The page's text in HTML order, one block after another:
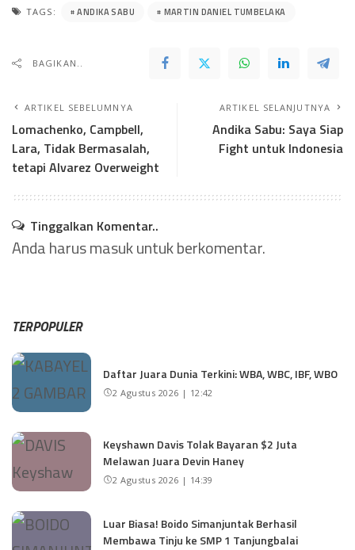
TAGS: ANDIKA SABU MARTIN DANIEL TUMBELAKA
BAGIKAN..
ARTIKEL SEBELUMNYA
Lomachenko, Campbell,
Lara, Tidak Bermasalah,
tetapi Alvarez Overweight
ARTIKEL SELANJUTNYA
Andika Sabu: Saya Siap
Fight untuk Indonesia
Tinggalkan Komentar..
Anda harusmasukuntuk berkomentar.
TERPOPULER
Daftar Juara Dunia Terkini: WBA, WBC, IBF, WBO
2 Agustus 2026 | 12:42
Keyshawn Davis Tolak Bayaran $2 Juta
Melawan Juara Devin Haney
2 Agustus 2026 | 14:39
Luar Biasa! Boido Simanjuntak Berhasil
Membawa Tinju ke SMP 1 Tanjungbalai